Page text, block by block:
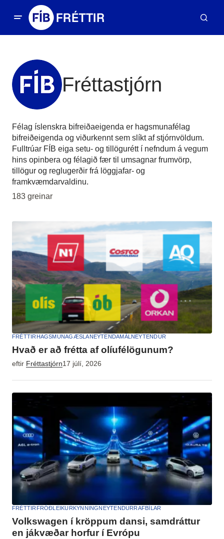
Fréttastjórn
Félag íslenskra bifreiðaeigenda er hagsmunafélag
bifreiðeigenda og viðurkennt sem slíkt af stjórnvöldum.
Fulltrúar FÍB eiga setu- og tillögurétt í nefndum á vegum
hins opinbera og félagið fær til umsagnar frumvörp,
tillögur og reglugerðir frá löggjafar- og
framkvæmdarvaldinu.
183 greinar
FRÉTTIR HAGSMUNAGÆSLANEYTENDAMÁL NEYTENDUR
Hvað er að frétta af olíufélögunum?
eftir Fréttastjórn17 júlí, 2026
FRÉTTIR FRÓÐLEIKUR KYNNINGNEYTENDUR RAFBÍLAR
Volkswagen í kröppum dansi, samdráttur
en jákvæðar horfur í Evrópu